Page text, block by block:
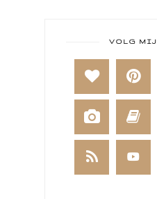
BAKKEN
BEESTENBOEL
BOEKEN
BREIEN
BRUSHO
VOLG MIJ